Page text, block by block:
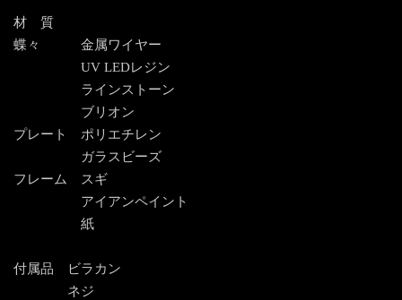
材 質
蝶々 金属ワイヤー
UV LEDレジン
ラインストーン
ブリオン
プレート ポリエチレン
ガラスビーズ
フレーム スギ
アイアンペイント
紙
付属品 ビラカン
ネジ